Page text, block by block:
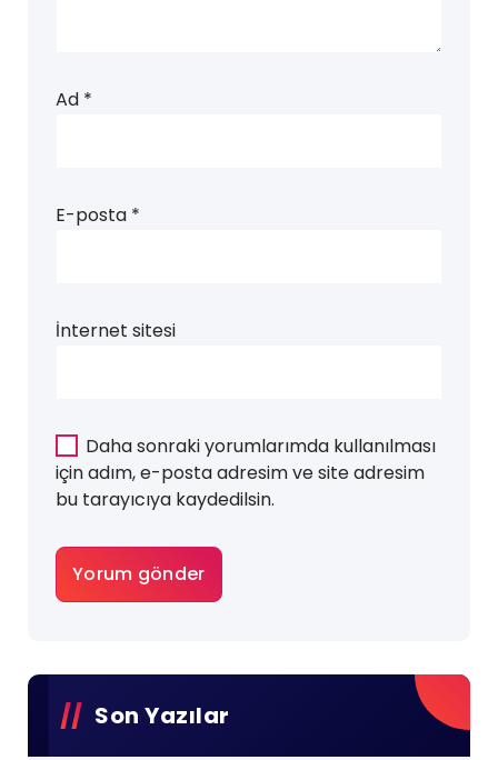
Ad *
E-posta *
İnternet sitesi
Daha sonraki yorumlarımda kullanılması
için adım, e-posta adresim ve site adresim
bu tarayıcıya kaydedilsin.
Son Yazılar